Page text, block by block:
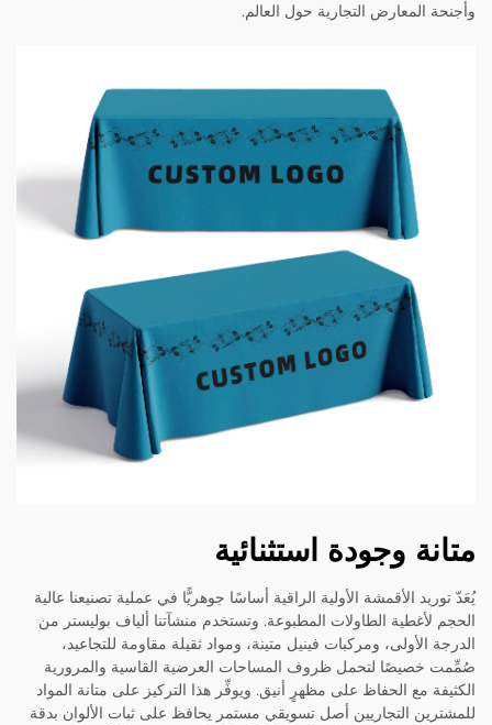
وأجنحة المعارض التجارية حول العالم.
متانة وجودة استثنائية
يُعَدّ توريد الأقمشة الأولية الراقية أساسًا جوهريًّا في عملية تصنيعنا عالية
الحجم لأغطية الطاولات المطبوعة. وتستخدم منشآتنا ألياف بوليستر من
الدرجة الأولى، ومركبات فينيل متينة، ومواد ثقيلة مقاومة للتجاعيد،
صُمِّمت خصيصًا لتحمل ظروف المساحات العرضية القاسية والمرورية
الكثيفة مع الحفاظ على مظهرٍ أنيق. ويوفِّر هذا التركيز على متانة المواد
للمشترين التجاريين أصل تسويقي مستمر يحافظ على ثبات الألوان بدقة